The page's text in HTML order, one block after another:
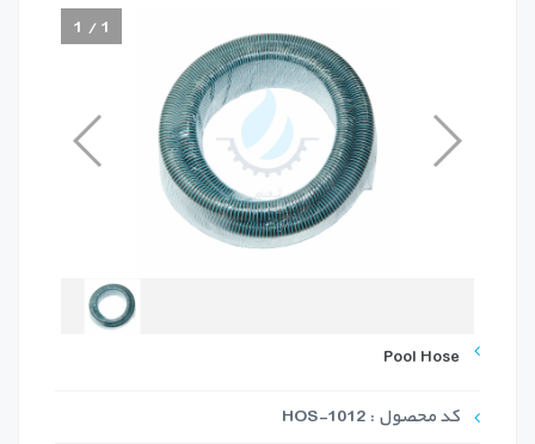
1 /1
Pool Hose
کد محصول : HOS-1012